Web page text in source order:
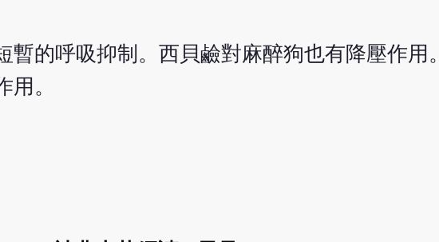
的呼吸抑制。西貝鹼對麻醉狗也有降壓作用。
。